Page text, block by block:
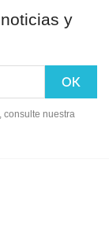
y
consulte nuestra